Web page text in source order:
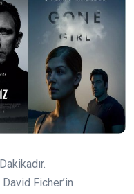
Dakikadır.
Ficher’in